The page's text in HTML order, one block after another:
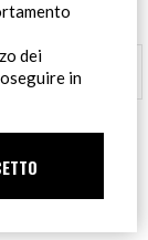
dei
in
INDICAZIONI